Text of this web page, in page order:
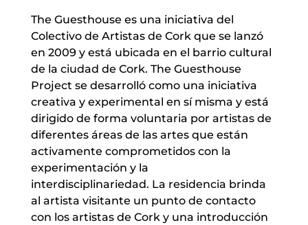
The Guesthouse es una iniciativa del
Colectivo de Artistas de Cork que se lanzó
en 2009 y está ubicada en el barrio cultural
de la ciudad de Cork. The Guesthouse
Project se desarrolló como una iniciativa
creativa y experimental en sí misma y está
dirigido de forma voluntaria por artistas de
diferentes áreas de las artes que están
activamente comprometidos con la
experimentación y la
interdisciplinariedad. La residencia brinda
al artista visitante un punto de contacto
con los artistas de Cork y una introducción